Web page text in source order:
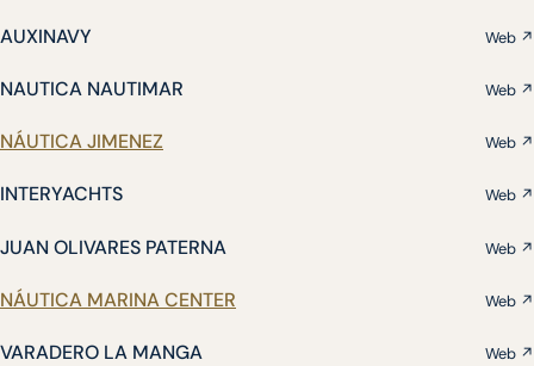
AUXINAVY Web ↗
NAUTICA NAUTIMAR Web ↗
NÁUTICA JIMENEZ Web ↗
INTERYACHTS Web ↗
JUAN OLIVARES PATERNA Web ↗
NÁUTICA MARINA CENTER Web ↗
VARADERO LA MANGA Web ↗